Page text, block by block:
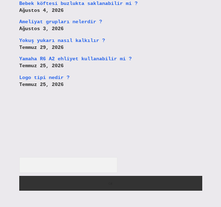
Bebek köftesi buzlukta saklanabilir mi ?
Ağustos 4, 2026
Ameliyat grupları nelerdir ?
Ağustos 3, 2026
Yokuş yukarı nasıl kalkılır ?
Temmuz 29, 2026
Yamaha R6 A2 ehliyet kullanabilir mi ?
Temmuz 25, 2026
Logo tipi nedir ?
Temmuz 25, 2026